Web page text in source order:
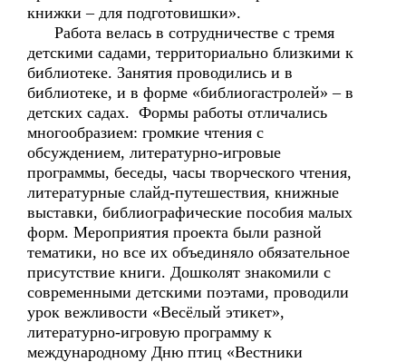
книжки – для подготовишки».
Работа велась в сотрудничестве с тремя
детскими садами, территориально близкими к
библиотеке. Занятия проводились и в
библиотеке, и в форме «библиогастролей» – в
детских садах. Формы работы отличались
многообразием: громкие чтения с
обсуждением, литературно-игровые
программы, беседы, часы творческого чтения,
литературные слайд-путешествия, книжные
выставки, библиографические пособия малых
форм. Мероприятия проекта были разной
тематики, но все их объединяло обязательное
присутствие книги. Дошколят знакомили с
современными детскими поэтами, проводили
урок вежливости «Весёлый этикет»,
литературно-игровую программу к
международному Дню птиц «Вестники